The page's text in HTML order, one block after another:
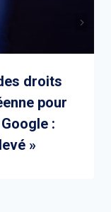
droits
pour
:
»